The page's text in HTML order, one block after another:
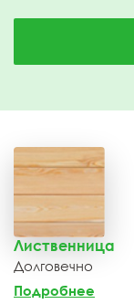
Лиственница
Долговечно
Подробнее